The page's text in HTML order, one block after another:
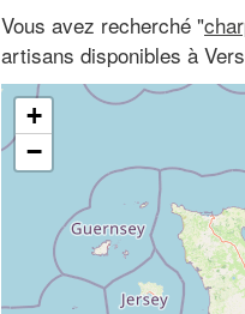
Vous avez recherché "
artisans disponibles à
+
−